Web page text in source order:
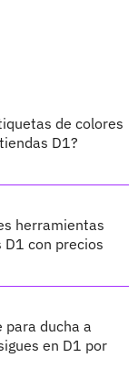
de colores
D1?
herramientas
D1 con precios
para ducha a
en D1 por